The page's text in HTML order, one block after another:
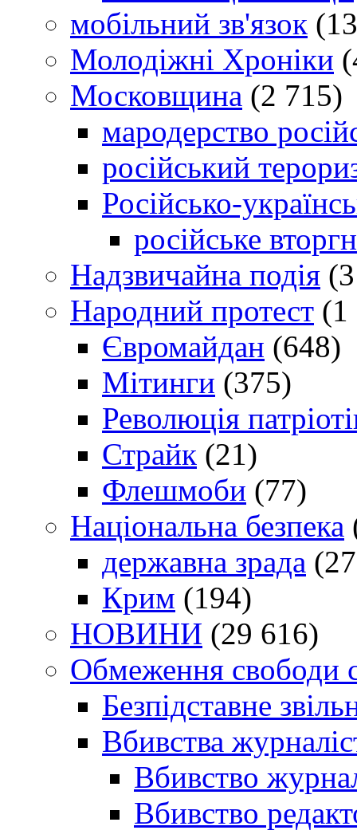
мобільний зв'язок
Молодіжні Хроніки
Московщина (2 715)
мародерство
російський
Російсько-
російське
Надзвичайна подія
Народний протест (1
Євромайдан (648)
Мітинги (375)
Революція
Страйк (21)
Флешмоби (77)
Національна безпека
державна зрада
Крим (194)
НОВИНИ (29 616)
Обмеження свободи
Безпідставне
Вбивства
Вбивство
Вбивство